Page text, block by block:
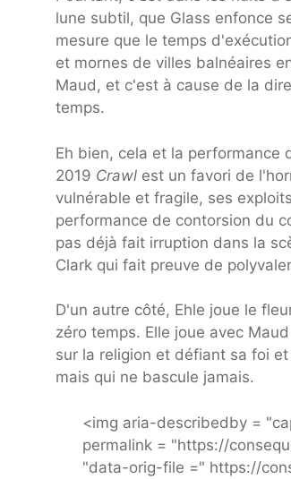
lune subtil, que Glass enfonce
mesure que le temps
et mornes de villes balnéaires
Maud, et c'est à cause de la
temps.
Eh bien, cela et la performance
2019 Crawl est un favori de
vulnérable et fragile, ses
performance de contorsion du
pas déjà fait irruption dans la
Clark qui fait preuve de
D'un autre côté, Ehle joue le
zéro temps. Elle joue avec
sur la religion et défiant sa foi
mais qui ne bascule jamais.
<img aria-describedby =
permalink = "https://
"data-orig-file =" https://